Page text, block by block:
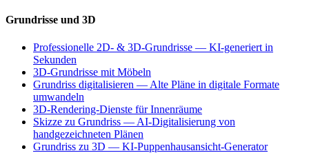
Grundrisse und 3D
Professionelle 2D- & 3D-Grundrisse — KI-generiert in
Sekunden
3D-Grundrisse mit Möbeln
Grundriss digitalisieren — Alte Pläne in digitale Formate
umwandeln
3D-Rendering-Dienste für Innenräume
Skizze zu Grundriss — AI-Digitalisierung von
handgezeichneten Plänen
Grundriss zu 3D — KI-Puppenhausansicht-Generator